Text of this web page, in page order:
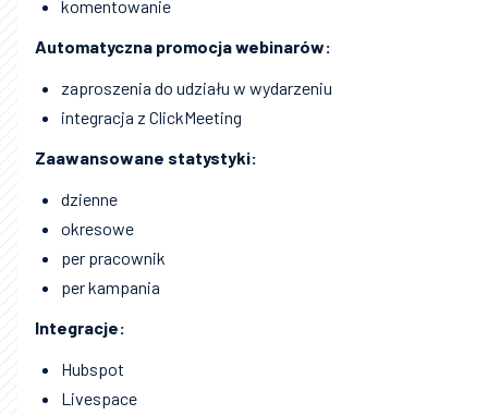
komentowanie
Automatyczna promocja webinarów:
zaproszenia do udziału w wydarzeniu
integracja z ClickMeeting
Zaawansowane statystyki:
dzienne
okresowe
per pracownik
per kampania
Integracje:
Hubspot
Livespace